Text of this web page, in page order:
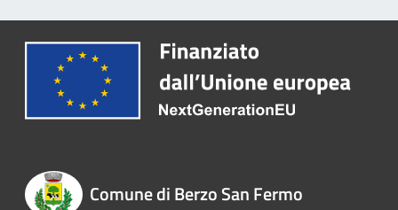
Comune di Berzo San Fermo